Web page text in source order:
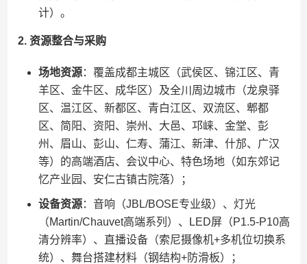
计）。
​2. 资源整合与采购​
​场地资源​​：覆盖成都主城区（武侯区、锦江区、青
羊区、金牛区、成华区）及全川周边城市（龙泉驿
区、温江区、新都区、青白江区、双流区、郫都
区、简阳、资阳、崇州、大邑、邛崃、金堂、彭
州、眉山、彭山、仁寿、蒲江、新津、什邡、广汉
等）的高端酒店、会议中心、特色场地（如东郊记
忆产业园、安仁古镇古院落）；
​设备资源​​：音响（JBL/BOSE专业级）、灯光
（Martin/Chauvet高端系列）、LED屏（P1.5-P10高
清分辨率）、直播设备（索尼摄像机+多机位切换系
统）、舞台搭建材料（钢结构+防滑板）；